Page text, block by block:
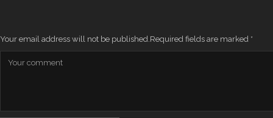
Your email address will not be published.Required fields are marked *